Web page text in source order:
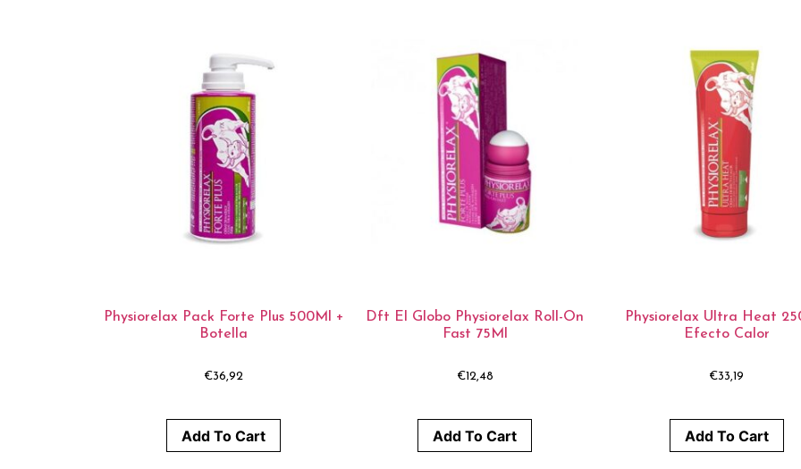
Physiorelax Pack Forte Plus 500Ml +
Botella
€36,92
Add To Cart
Dft El Globo Physiorelax Roll-On
Fast 75Ml
€12,48
Add To Cart
Physiorelax Ultra Heat
Efecto Calor
€33,19
Add To Cart